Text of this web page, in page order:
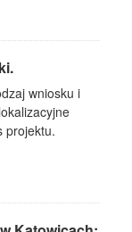
wniosku i
projektu.